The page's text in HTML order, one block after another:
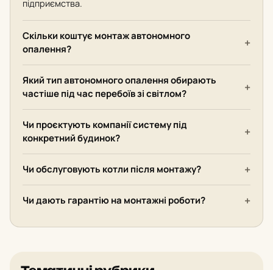
підприємства.
Скільки коштує монтаж автономного
опалення?
Який тип автономного опалення обирають
частіше під час перебоїв зі світлом?
Чи проєктують компанії систему під
конкретний будинок?
Чи обслуговують котли після монтажу?
Чи дають гарантію на монтажні роботи?